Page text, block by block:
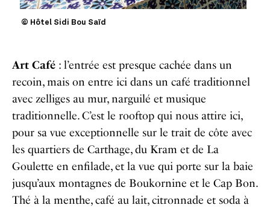
© Hôtel Sidi Bou Saïd
Art Café : l’entrée est presque cachée dans un
recoin, mais on entre ici dans un café traditionnel
avec zelliges au mur, narguilé et musique
traditionnelle. C’est le rooftop qui nous attire ici,
pour sa vue exceptionnelle sur le trait de côte avec
les quartiers de Carthage, du Kram et de La
Goulette en enfilade, et la vue qui porte sur la baie
jusqu’aux montagnes de Boukornine et le Cap Bon.
Thé à la menthe, café au lait, citronnade et soda à